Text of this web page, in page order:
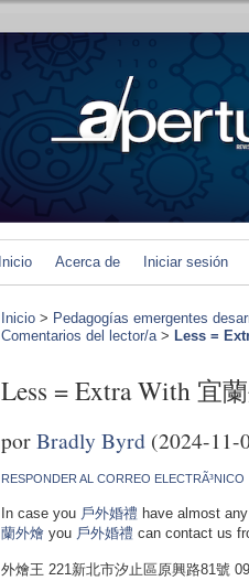
Inicio Acerca de Iniciar sesión
Inicio > Pedagogías emergentes
Comentarios del lector/a> Less =
Less = Extra With 宜
porBradly Byrd (2024-11-
RESPONDER AL CORREO ELECTRÃ³NICO
In case you 戶外婚禮 have almost
蘭外燴 you 戶外婚禮 can contact us
外燴王 221新北市汐止區原興路81號